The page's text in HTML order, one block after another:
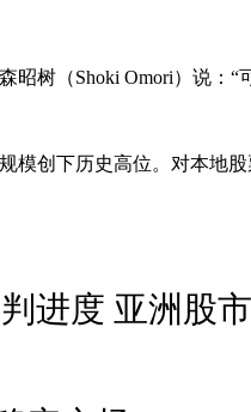
昭树（Shoki Omori）说
模创下历史高位。对本地股
进度 亚洲股